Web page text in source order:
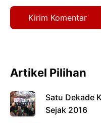
Artikel Pilihan
Satu Dekade
Sejak 2016